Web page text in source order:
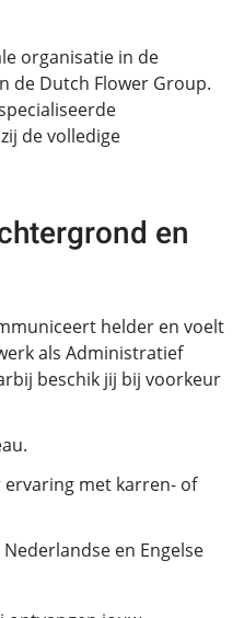
organisatie in de
de Dutch Flower Group.
de volledige
en
helder en voelt
als Administratief
beschik jij bij voorkeur
met karren- of
en Engelse